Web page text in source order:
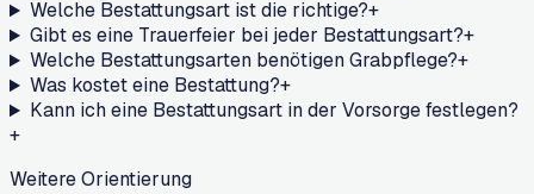
Welche Bestattungsart ist die richtige?+
Gibt es eine Trauerfeier bei jeder Bestattungsart?+
Welche Bestattungsarten benötigen Grabpflege?+
Was kostet eine Bestattung?+
Kann ich eine Bestattungsart in der Vorsorge festlegen?
+
Weitere Orientierung